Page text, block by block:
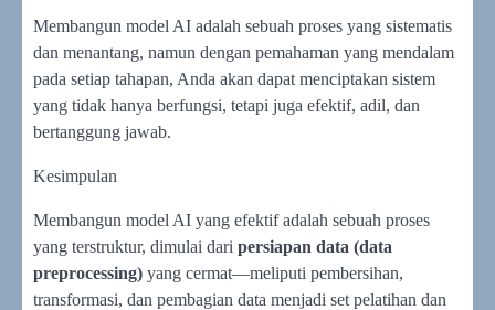
Membangun model AI adalah sebuah proses yang sistematis
dan menantang, namun dengan pemahaman yang mendalam
pada setiap tahapan, Anda akan dapat menciptakan sistem
yang tidak hanya berfungsi, tetapi juga efektif, adil, dan
bertanggung jawab.
Kesimpulan
Membangun model AI yang efektif adalah sebuah proses
yang terstruktur, dimulai dari persiapan data (data
preprocessing) yang cermat—meliputi pembersihan,
transformasi, dan pembagian data menjadi set pelatihan dan